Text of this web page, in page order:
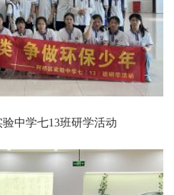
验中学七13班研学活动